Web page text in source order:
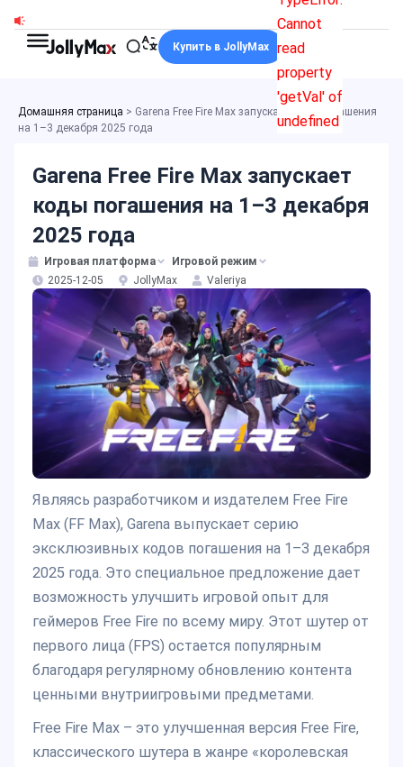
содержимому
Cannot
read
property
'getVal' of
undefined
Купить в JollyMax
Домашняя страница > Garena Free Fire Max запускает коды погашения
на 1–3 декабря 2025 года
Garena Free Fire Max запускает
коды погашения на 1–3 декабря
2025 года
Игровая платформа
Игровой режим
2025-12-05
JollyMax Valeriya
Являясь разработчиком и издателем Free Fire
Max (FF Max), Garena выпускает серию
эксклюзивных кодов погашения на 1–3 декабря
2025 года. Это специальное предложение дает
возможность улучшить игровой опыт для
геймеров Free Fire по всему миру. Этот шутер от
первого лица (FPS) остается популярным
благодаря регулярному обновлению контента
ценными внутриигровыми предметами.
Free Fire Max – это улучшенная версия Free Fire,
классического шутера в жанре «королевская